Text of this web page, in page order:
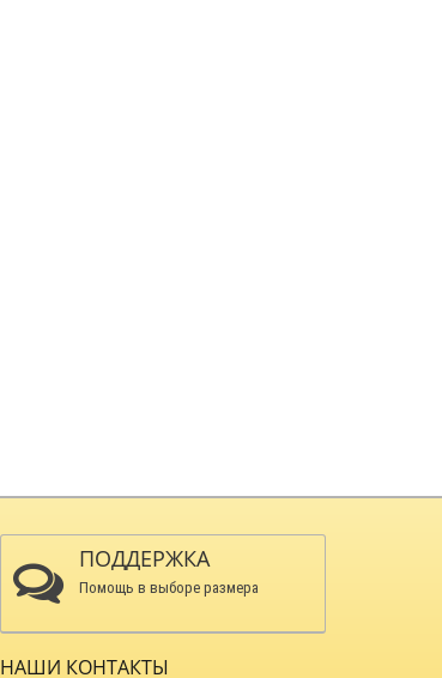
ПОДДЕРЖКА
Помощь в выборе размера
НАШИ КОНТАКТЫ